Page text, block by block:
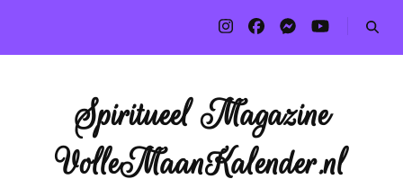
Spiritueel Magazine
VolleMaanKalender.nl